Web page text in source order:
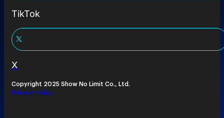
TikTok
X
Copyright 2025 Show No Limit Co., Ltd.
Privacy Policy